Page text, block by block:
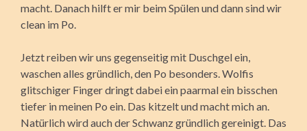
macht. Danach hilft er mir beim Spülen und dann sind wir
clean im Po.
Jetzt reiben wir uns gegenseitig mit Duschgel ein,
waschen alles gründlich, den Po besonders. Wolfis
glitschiger Finger dringt dabei ein paarmal ein bisschen
tiefer in meinen Po ein. Das kitzelt und macht mich an.
Natürlich wird auch der Schwanz gründlich gereinigt. Das